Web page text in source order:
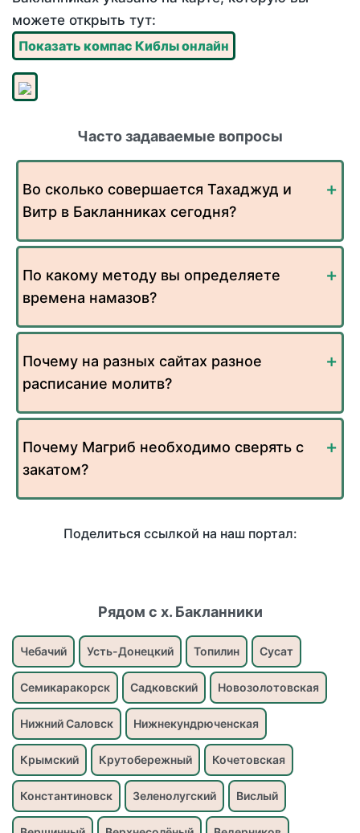
можете открыть тут:
Показать компас Киблы онлайн
Часто задаваемые вопросы
Во сколько совершается Тахаджуд и
Витр в Бакланниках сегодня?
По какому методу вы определяете
времена намазов?
Почему на разных сайтах разное
расписание молитв?
Почему Магриб необходимо сверять с
закатом?
Поделиться ссылкой на наш портал:
Рядом с х. Бакланники
Чебачий Усть-Донецкий Топилин Сусат
Семикаракорск Садковский Новозолотовская
Нижний Саловск Нижнекундрюченская
Крымский Крутобережный Кочетовская
Константиновск Зеленолугский Вислый